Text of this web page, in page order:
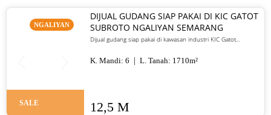
NGALIYAN
SALE
DIJUAL GUDANG SIAP PAKAI DI KIC GATOT
SUBROTO NGALIYAN SEMARANG
Dijual gudang siap pakai di kawasan industri KIC Gatot
K. Mandi: 6 L. Tanah: 1710m²
12,5 M